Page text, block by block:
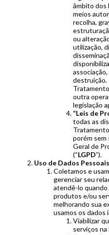
âmbito dos
meios
recolha,
ou
utilização,
destruição.
outra
legislação
“Leis de
todas as
porém sem
Geral de
(“LGPD”).
Uso de Dados Pessoais
Coletamos e
gerenciar seu
atendê-lo
produtos e/ou
melhorando sua
usamos os dados
Viabilizar
serviços na